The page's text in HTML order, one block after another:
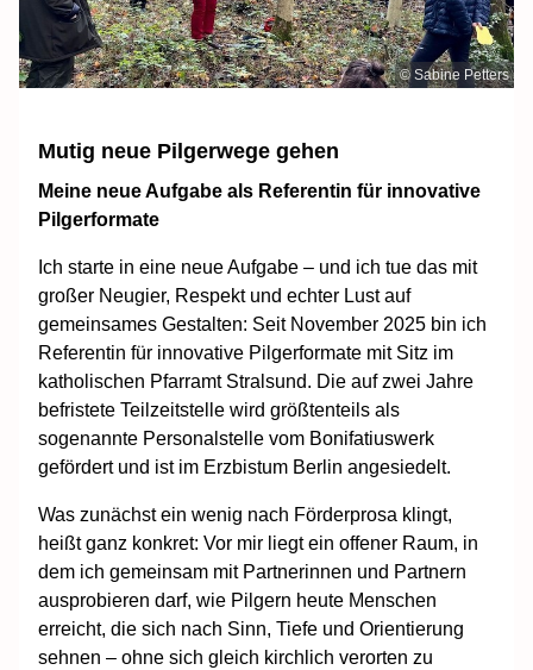
© Sabine Petters
Mutig neue Pilgerwege gehen
Meine neue Aufgabe als Referentin für innovative
Pilgerformate
Ich starte in eine neue Aufgabe – und ich tue das mit
großer Neugier, Respekt und echter Lust auf
gemeinsames Gestalten: Seit November 2025 bin ich
Referentin für innovative Pilgerformate mit Sitz im
katholischen Pfarramt Stralsund. Die auf zwei Jahre
befristete Teilzeitstelle wird größtenteils als
sogenannte Personalstelle vom Bonifatiuswerk
gefördert und ist im Erzbistum Berlin angesiedelt.
Was zunächst ein wenig nach Förderprosa klingt,
heißt ganz konkret: Vor mir liegt ein offener Raum, in
dem ich gemeinsam mit Partnerinnen und Partnern
ausprobieren darf, wie Pilgern heute Menschen
erreicht, die sich nach Sinn, Tiefe und Orientierung
sehnen – ohne sich gleich kirchlich verorten zu